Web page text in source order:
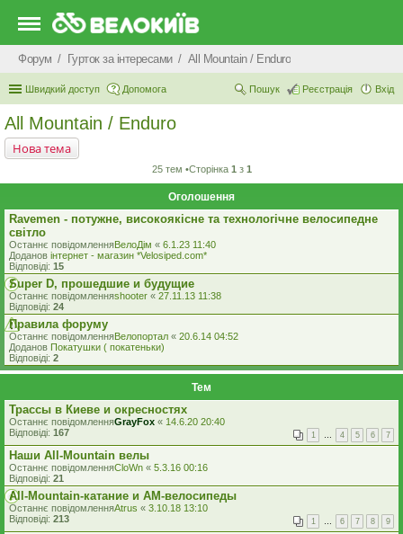
Форум Гурток за інтересами All Mountain / Enduro
Швидкий доступ Допомога Вхід
Реєстрація
Пошук
All Mountain / Enduro
Нова тема
25 тем •Сторінка 1 з 1
Оголошення
Ravemen - потужне, високоякісне та технологічне велосипедне
світло
Останнє повідомленняВелоДім « 6.1.23 11:40
Доданов iнтернет - магазин *Velosiped.com*
Відповіді: 15
Super D, прошедшие и будущие
Останнє повідомленняshooter « 27.11.13 11:38
Відповіді: 24
Правила форуму
Останнє повідомленняВелопортал « 20.6.14 04:52
Доданов Покатушки ( покатеньки)
Відповіді: 2
Тем
Трассы в Киеве и окресностях
Останнє повідомленняGrayFox « 14.6.20 20:40
Відповіді: 167 1 … 4 5 6 7
Наши All-Mountain велы
Останнє повідомленняCloWn « 5.3.16 00:16
Відповіді: 21
Аll-Mountain-катание и АМ-велосипеды
Останнє повідомленняAtrus « 3.10.18 13:10
Відповіді: 213 1 … 6 7 8 9